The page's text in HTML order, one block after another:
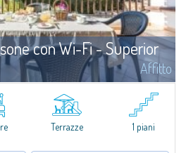
con Wi-Fi - Superior
Affitto
affitto offrono ampi spazi sia interni che
per donare il massimo della luce e...
Terrazze 1 piani